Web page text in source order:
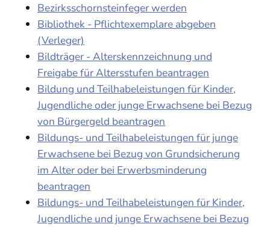
Bezirksschornsteinfeger werden
Bibliothek - Pflichtexemplare abgeben
(Verleger)
Bildträger - Alterskennzeichnung und
Freigabe für Altersstufen beantragen
Bildung und Teilhabeleistungen für Kinder,
Jugendliche oder junge Erwachsene bei Bezug
von Bürgergeld beantragen
Bildungs- und Teilhabeleistungen für junge
Erwachsene bei Bezug von Grundsicherung
im Alter oder bei Erwerbsminderung
beantragen
Bildungs- und Teilhabeleistungen für Kinder,
Jugendliche und junge Erwachsene bei Bezug